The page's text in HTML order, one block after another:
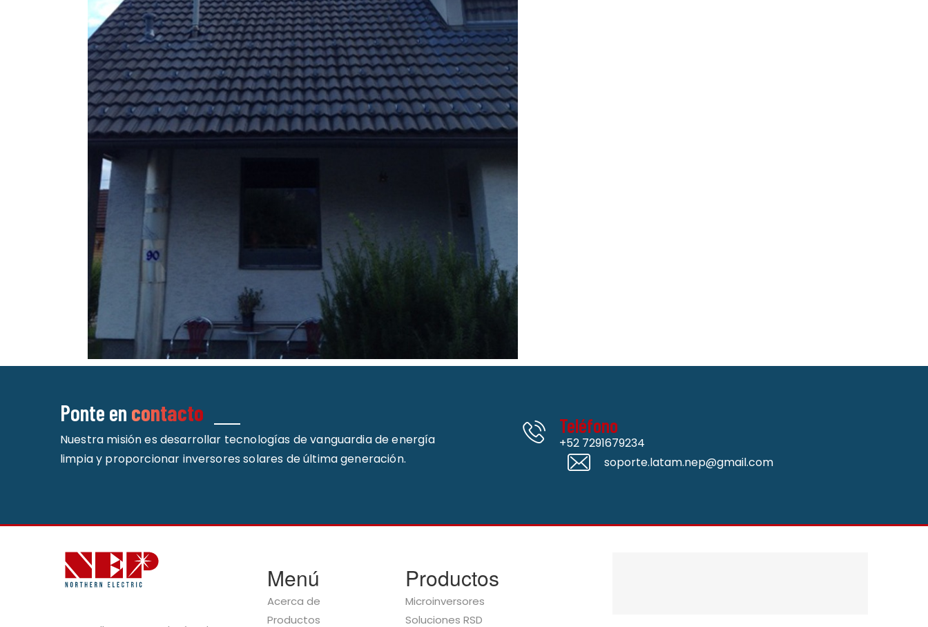
Ponte en contacto
Nuestra misión es desarrollar tecnologías de vanguardia de energía
limpia y proporcionar inversores solares de última generación.
Teléfono
+52 7291679234
soporte.latam.nep@gmail.com
Menú
Acerca de
Productos
Productos
Microinversores
Soluciones RSD